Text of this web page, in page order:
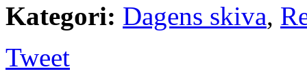
Kategori: Dagens skiva,
Tweet